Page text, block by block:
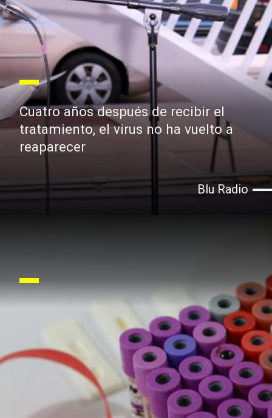
Cuatro años después de recibir el
tratamiento, el virus no ha vuelto a
reaparecer
Blu Radio